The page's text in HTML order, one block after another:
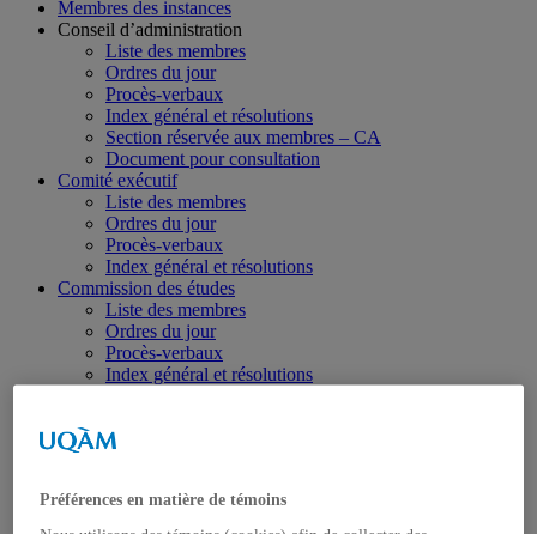
Membres des instances
Conseil d’administration
Liste des membres
Ordres du jour
Procès-verbaux
Index général et résolutions
Section réservée aux membres – CA
Document pour consultation
Comité exécutif
Liste des membres
Ordres du jour
Procès-verbaux
Index général et résolutions
Commission des études
Liste des membres
Ordres du jour
Procès-verbaux
Index général et résolutions
Sous-commission des ressources
Procès-verbaux
Index général et résolutions
Préférences en matière de témoins